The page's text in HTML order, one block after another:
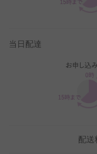
当日配達
配送